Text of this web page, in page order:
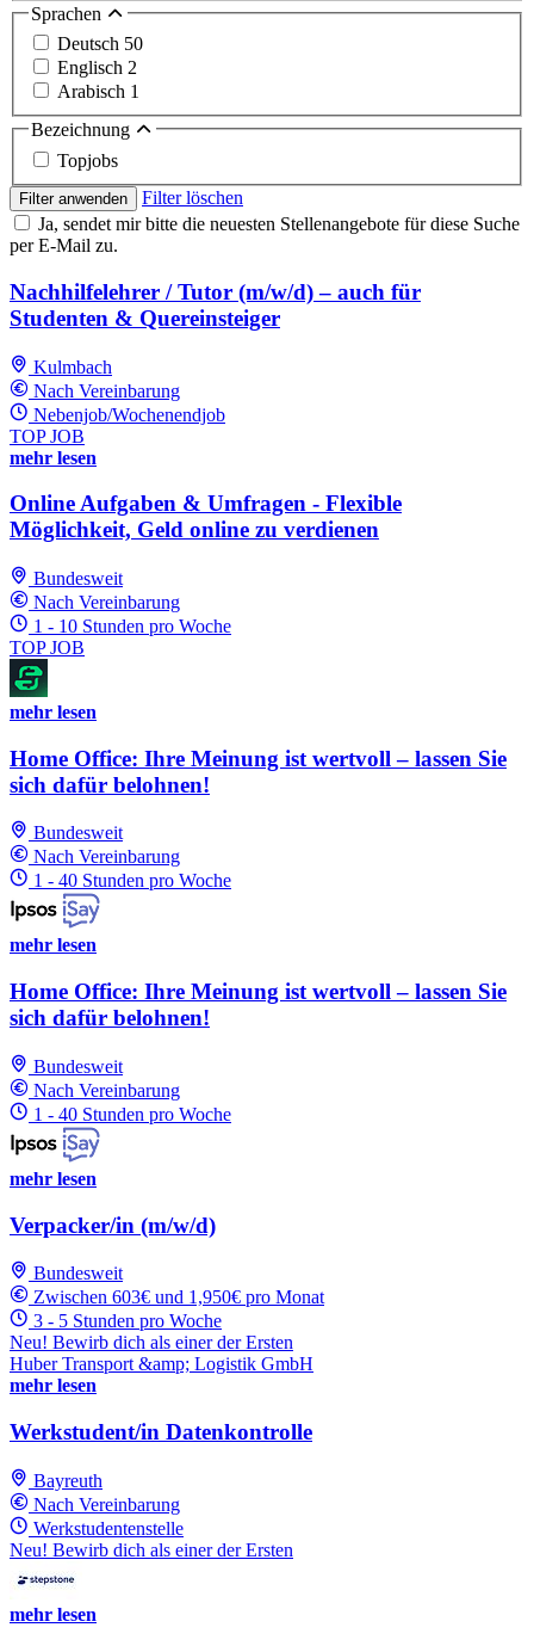
Sprachen
Deutsch 50
Englisch 2
Arabisch 1
Bezeichnung
Topjobs
Filter anwenden
Filter löschen
Ja, sendet mir bitte die neuesten Stellenangebote für diese Suche
per E-Mail zu.
Nachhilfelehrer / Tutor (m/w/d) – auch für
Studenten & Quereinsteiger
Kulmbach
Nach Vereinbarung
Nebenjob/Wochenendjob
TOP JOB
mehr lesen
Online Aufgaben & Umfragen - Flexible
Möglichkeit, Geld online zu verdienen
Bundesweit
Nach Vereinbarung
1 - 10 Stunden pro Woche
TOP JOB
mehr lesen
Home Office: Ihre Meinung ist wertvoll – lassen Sie
sich dafür belohnen!
Bundesweit
Nach Vereinbarung
1 - 40 Stunden pro Woche
mehr lesen
Home Office: Ihre Meinung ist wertvoll – lassen Sie
sich dafür belohnen!
Bundesweit
Nach Vereinbarung
1 - 40 Stunden pro Woche
mehr lesen
Verpacker/in (m/w/d)
Bundesweit
Zwischen 603€ und 1,950€ pro Monat
3 - 5 Stunden pro Woche
Neu! Bewirb dich als einer der Ersten
Huber Transport &amp; Logistik GmbH
mehr lesen
Werkstudent/in Datenkontrolle
Bayreuth
Nach Vereinbarung
Werkstudentenstelle
Neu! Bewirb dich als einer der Ersten
mehr lesen